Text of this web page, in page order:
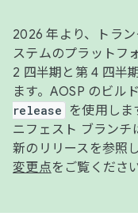
2026 年より、トラ
ステムのプラットフ
2 四半期と第 4 四半
ます。AOSP のビル
release
を使用しま
ニフェスト ブランチ
新のリリースを参照
変更点をご覧ください